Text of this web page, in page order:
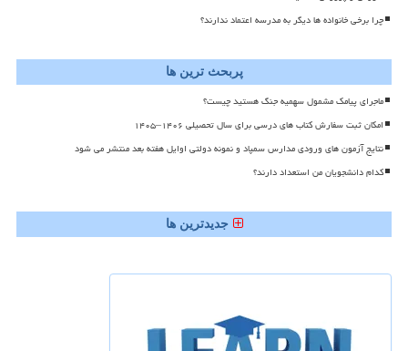
چرا برخی خانواده ها دیگر به مدرسه اعتماد ندارند؟
پربحث ترین ها
ماجرای پیامک مشمول سهمیه جنگ هستید چیست؟
امکان ثبت سفارش کتاب های درسی برای سال تحصیلی ۱۴۰۶–۱۴۰۵
نتایج آزمون های ورودی مدارس سمپاد و نمونه دولتی اوایل هفته بعد منتشر می شود
کدام دانشجویان من استعداد دارند؟
جدیدترین ها